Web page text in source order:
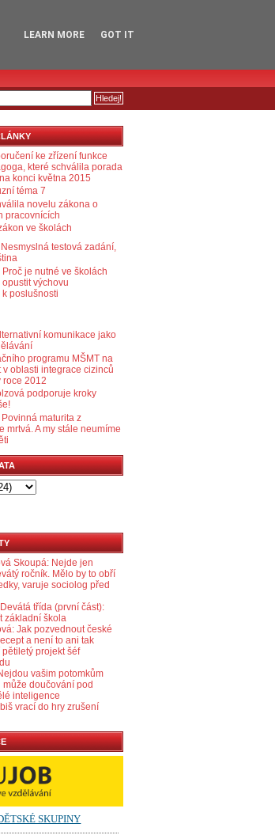
ke zřízení funkce
které schválila porada
konci května 2015
téma 7
novelu zákona o
pracovnících
ve školách
testová zadání,
Proč je nutné ve školách
opustit výchovu
k poslušnosti
komunikace jako
programu MŠMT na
oblasti integrace cizinců
roce 2012
podporuje kroky
maturita z
mrtvá. A my stále neumíme
Skoupá: Nejde jen
ročník. Mělo by to obří
varuje sociolog před
třída (první část):
základní škola
Jak pozvednout české
a není to ani tak
projekt šéf
vašim potomkům
může doučování pod
inteligence
vrací do hry zrušení
LEARN MORE GOT IT